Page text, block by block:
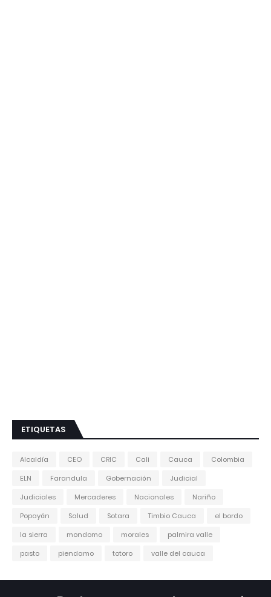
ETIQUETAS
Alcaldía CEO CRIC Cali Cauca
Colombia
ELN
Farandula Gobernación
Judicial
Judiciales
Mercaderes Nacionales
Nariño
Popayán
Salud Sotara Timbio Cauca
el bordo
la sierra
mondomo morales
palmira valle
pasto
piendamo totoro valle del cauca